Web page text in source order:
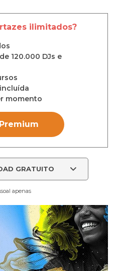
ilimitados?
120.000 DJs e
momento
GRATUITO
apenas